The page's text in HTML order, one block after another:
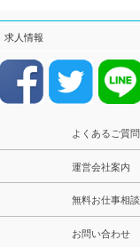
求人情報
よくあるご質問
運営会社案内
無料お仕事相談
お問い合わせ